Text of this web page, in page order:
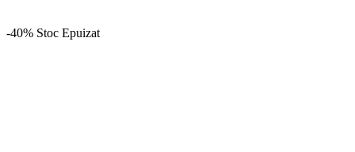
-40% Stoc Epuizat